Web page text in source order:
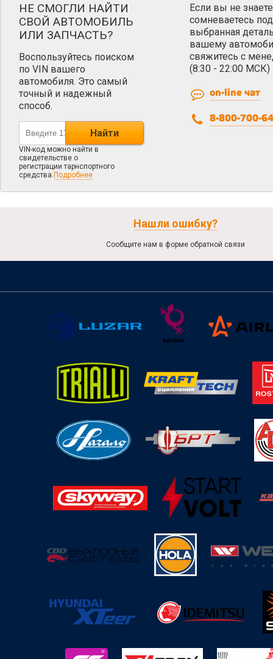
НЕ СМОГЛИ НАЙТИ
СВОЙ АВТОМОБИЛЬ
ИЛИ ЗАПЧАСТЬ?
Воспользуйтесь поиском
по VIN вашего
автомобиля. Это самый
точный и надежный
способ.
Найти
VIN-код можно найти в
свидетельстве о
регистрации тарнспортного
средства. Подробнее
Если вы не
сомневаетесь
выбранная
вашему
свяжитесь с
(8:30 - 22:00 МСК)
on-line чат
8-800-700-
Нашли ошибку?
Сообщите нам в форме обратной связи